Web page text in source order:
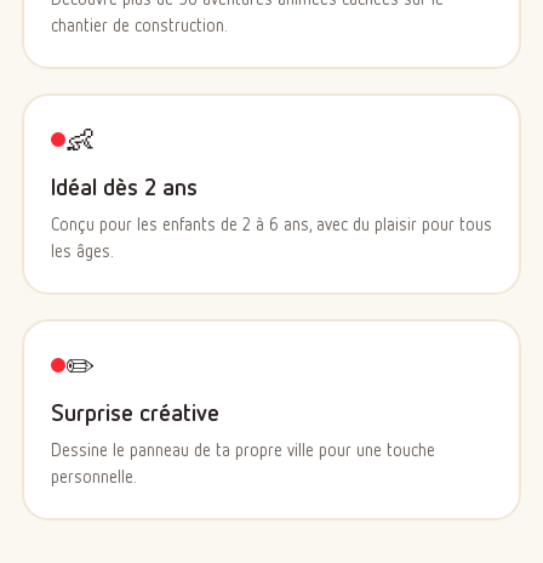
chantier de construction.
👶
Idéal dès 2 ans
Conçu pour les enfants de 2 à 6 ans, avec du plaisir pour tous
les âges.
✏️
Surprise créative
Dessine le panneau de ta propre ville pour une touche
personnelle.